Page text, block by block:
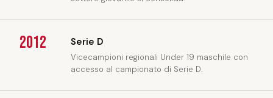
2012 Serie D
Vicecampioni regionali Under 19 maschile con
accesso al campionato di Serie D.